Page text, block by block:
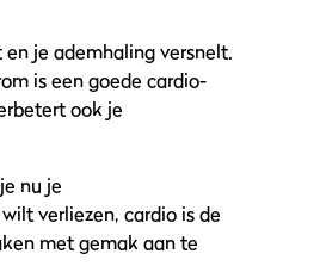
je ademhaling versnelt.
is een goede cardio-
ook je
nu je
verliezen, cardio is de
met gemak aan te